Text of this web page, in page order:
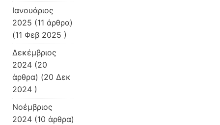
Ιανουάριος
2025 (11 άρθρα)
(11 Φεβ 2025 )
Δεκέμβριος
2024 (20
άρθρα) (20 Δεκ
2024 )
Νοέμβριος
2024 (10 άρθρα)